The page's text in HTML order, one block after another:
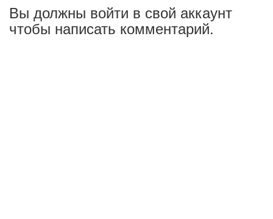
Вы должны войти в свой аккаунт
чтобы написать комментарий.